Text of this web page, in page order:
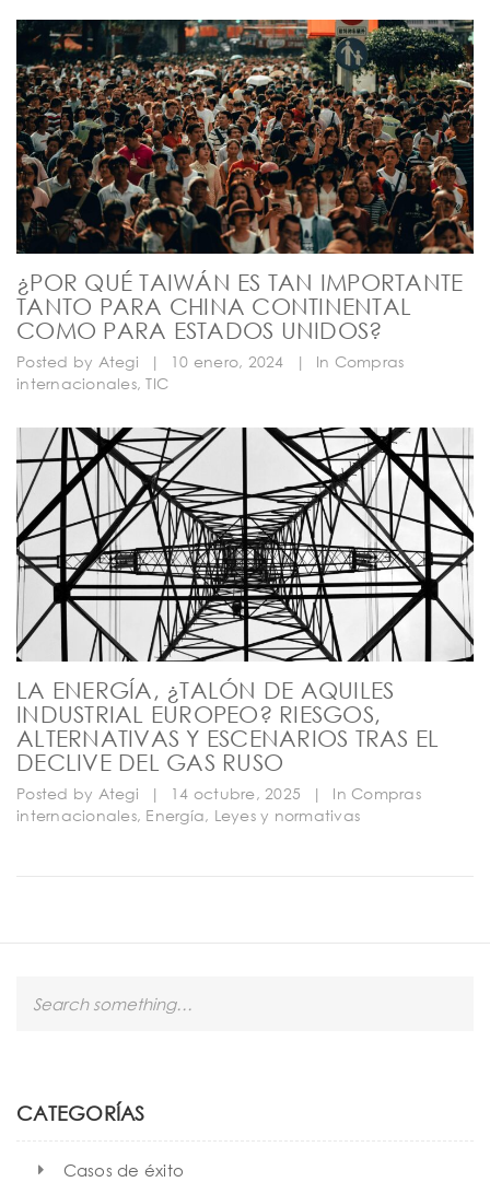
¿POR QUÉ TAIWÁN ES TAN IMPORTANTE
TANTO PARA CHINA CONTINENTAL
COMO PARA ESTADOS UNIDOS?
Posted by Ategi | 10 enero, 2024 | In Compras
internacionales,TIC
LA ENERGÍA, ¿TALÓN DE AQUILES
INDUSTRIAL EUROPEO? RIESGOS,
ALTERNATIVAS Y ESCENARIOS TRAS EL
DECLIVE DEL GAS RUSO
Posted by Ategi | 14 octubre, 2025 | In Compras
internacionales, Energía, Leyes y normativas
h
CATEGORÍAS
Casos de éxito